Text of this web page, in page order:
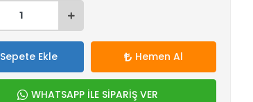
Sepete Ekle Hemen Al
WHATSAPP İLE SİPARİŞ VER